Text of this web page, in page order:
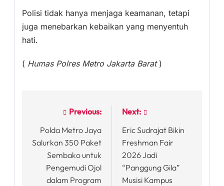
Polisi tidak hanya menjaga keamanan, tetapi
juga menebarkan kebaikan yang menyentuh
hati.
( Humas Polres Metro Jakarta Barat)
navigation
Previous:
Polda Metro Jaya
Salurkan 350 Paket
Sembako untuk
Pengemudi Ojol
dalam Program
Next:
Eric Sudrajat Bikin
Freshman Fair
2026 Jadi
“Panggung Gila”
Musisi Kampus